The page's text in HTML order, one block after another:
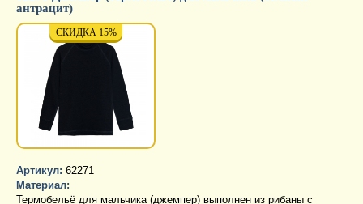
антрацит)
СКИДКА 15%
Артикул: 62271
Материал:
Термобельё для мальчика (джемпер) выполнен из рибаны с